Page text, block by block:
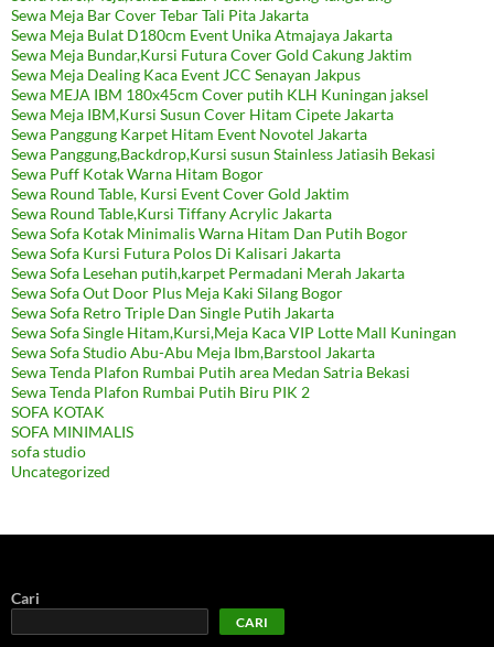
Sewa Meja Bar Cover Tebar Tali Pita Jakarta
Sewa Meja Bulat D180cm Event Unika Atmajaya Jakarta
Sewa Meja Bundar,Kursi Futura Cover Gold Cakung Jaktim
Sewa Meja Dealing Kaca Event JCC Senayan Jakpus
Sewa MEJA IBM 180x45cm Cover putih KLH Kuningan jaksel
Sewa Meja IBM,Kursi Susun Cover Hitam Cipete Jakarta
Sewa Panggung Karpet Hitam Event Novotel Jakarta
Sewa Panggung,Backdrop,Kursi susun Stainless Jatiasih Bekasi
Sewa Puff Kotak Warna Hitam Bogor
Sewa Round Table, Kursi Event Cover Gold Jaktim
Sewa Round Table,Kursi Tiffany Acrylic Jakarta
Sewa Sofa Kotak Minimalis Warna Hitam Dan Putih Bogor
Sewa Sofa Kursi Futura Polos Di Kalisari Jakarta
Sewa Sofa Lesehan putih,karpet Permadani Merah Jakarta
Sewa Sofa Out Door Plus Meja Kaki Silang Bogor
Sewa Sofa Retro Triple Dan Single Putih Jakarta
Sewa Sofa Single Hitam,Kursi,Meja Kaca VIP Lotte Mall Kuningan
Sewa Sofa Studio Abu-Abu Meja Ibm,Barstool Jakarta
Sewa Tenda Plafon Rumbai Putih area Medan Satria Bekasi
Sewa Tenda Plafon Rumbai Putih Biru PIK 2
SOFA KOTAK
SOFA MINIMALIS
sofa studio
Uncategorized
Cari
CARI